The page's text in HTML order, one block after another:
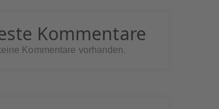
Kommentare
Kommentare vorhanden.